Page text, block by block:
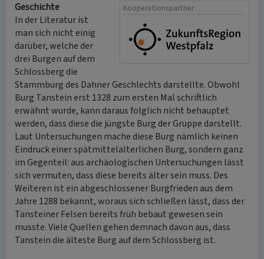
Kooperationspartner
Geschichte
In der Literatur ist
man sich nicht einig
darüber, welche der
drei Burgen auf dem
Schlossberg die
Stammburg des Dahner Geschlechts darstellte. Obwohl
Burg Tanstein erst 1328 zum ersten Mal schriftlich
erwähnt wurde, kann daraus folglich nicht behauptet
werden, dass diese die jüngste Burg der Gruppe darstellt.
Laut Untersuchungen mache diese Burg nämlich keinen
Eindruck einer spätmittelalterlichen Burg, sondern ganz
im Gegenteil: aus archäologischen Untersuchungen lässt
sich vermuten, dass diese bereits älter sein muss. Des
Weiteren ist ein abgeschlossener Burgfrieden aus dem
Jahre 1288 bekannt, woraus sich schließen lässt, dass der
Tansteiner Felsen bereits früh bebaut gewesen sein
musste. Viele Quellen gehen demnach davon aus, dass
Tanstein die älteste Burg auf dem Schlossberg ist.